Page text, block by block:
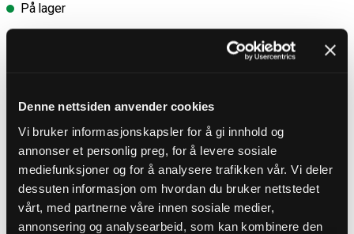
Denne nettsiden anvender cookies
Vi bruker informasjonskapsler for å gi innhold og
annonser et personlig preg, for å levere sosiale
mediefunksjoner og for å analysere trafikken vår. Vi deler
dessuten informasjon om hvordan du bruker nettstedet
vårt, med partnerne våre innen sosiale medier,
annonsering og analysearbeid, som kan kombinere den
På lager
30 dages åbent køb
Hurtig levering 3 – 5 dage
Gratis fragt ved køb over 700 kr
PRODUKTBESKRIVELSE
Skjorte fra Brandit